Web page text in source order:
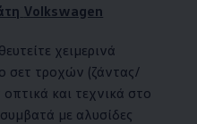
Volkswagen
χειμερινά
σετ τροχών (ζάντας/
και τεχνικά στο
με αλυσίδες